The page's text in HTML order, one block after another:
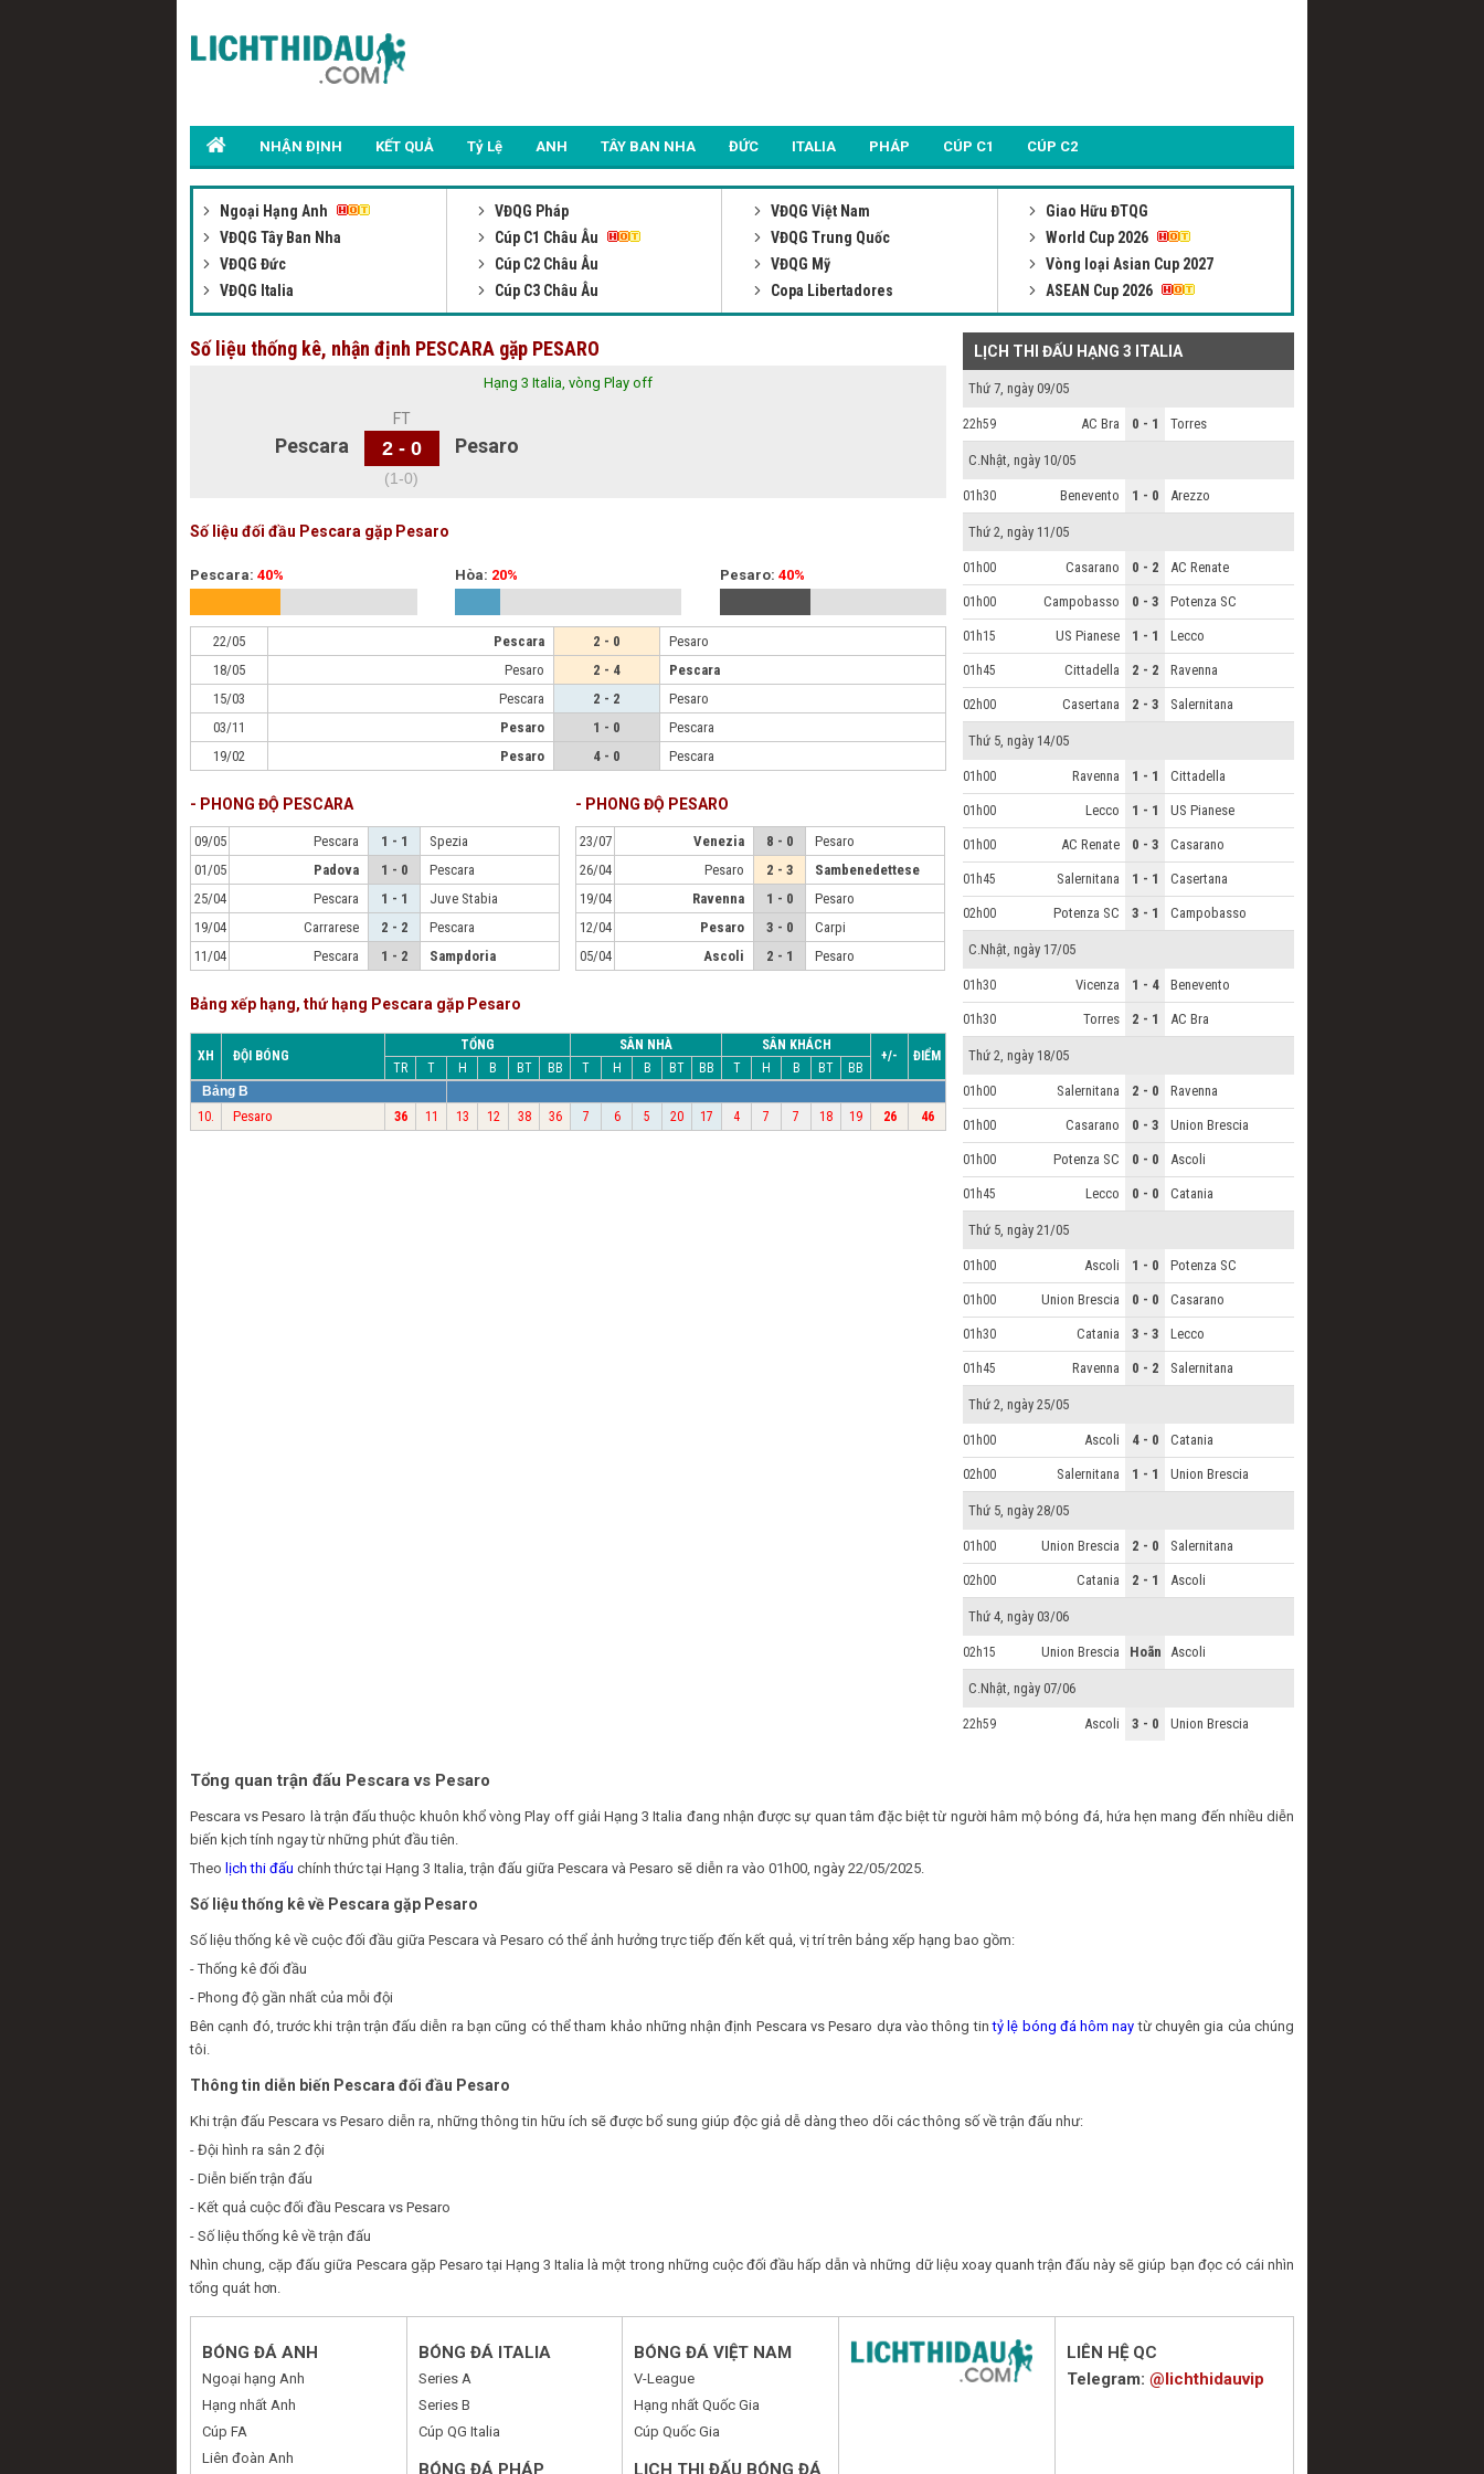
NHẬN ĐỊNH KẾT QUẢ Tỷ Lệ ANH TÂY BAN NHA ĐỨC ITALIA PHÁP CÚP C1 CÚP C2
Ngoại Hạng Anh
VĐQG Tây Ban Nha
VĐQG Đức
VĐQG Italia
VĐQG Pháp
Cúp C1 Châu Âu
Cúp C2 Châu Âu
Cúp C3 Châu Âu
VĐQG Việt Nam
VĐQG Trung Quốc
VĐQG Mỹ
Copa Libertadores
Giao Hữu ĐTQG
World Cup 2026
Vòng loại Asian Cup 2027
ASEAN Cup 2026
Số liệu thống kê, nhận định PESCARA gặp PESARO
Hạng 3 Italia, vòng Play off
Pescara
FT
2 - 0
(1-0)
Pesaro
Số liệu đối đầu Pescara gặp Pesaro
Pescara: 40% Hòa: 20% Pesaro: 40%
22/05 Pescara 2 - 0
Pesaro
18/05
Pesaro 2 - 4
Pescara
15/03
Pescara 2 - 2
Pesaro
03/11
Pesaro 1 - 0
Pescara
19/02
Pesaro 4 - 0 Pescara
- PHONG ĐỘ PESCARA
09/05 Pescara 1 - 1
Spezia
01/05
Padova 1 - 0
Pescara
25/04
Pescara 1 - 1
Juve Stabia
19/04
Carrarese 2 - 2
Pescara
11/04
Pescara 1 - 2 Sampdoria
- PHONG ĐỘ PESARO
23/07 Venezia 8 - 0
Pesaro
26/04
Pesaro 2 - 3
Sambenedettese
19/04
Ravenna 1 - 0
Pesaro
12/04
Pesaro 3 - 0
Carpi
05/04
Ascoli 2 - 1 Pesaro
Bảng xếp hạng, thứ hạng Pescara gặp Pesaro
XH ĐỘI BÓNG
TỔNG SÂN NHÀ SÂN KHÁCH
+/- ĐIỂM
TR T H B BT BB T H B BT BB T H B BT
BB
Bảng B
10.
Pesaro 36 11 13 12 38 36 7 6 5 20 17 4 7 7 18 19 26 46
LỊCH THI ĐẤU HẠNG 3 ITALIA
Thứ 7, ngày 09/05
22h59 AC Bra 0 - 1 Torres
C.Nhật, ngày 10/05
01h30 Benevento 1 - 0 Arezzo
Thứ 2, ngày 11/05
01h00 Casarano 0 - 2 AC Renate
01h00 Campobasso 0 - 3 Potenza SC
01h15 US Pianese 1 - 1 Lecco
01h45 Cittadella 2 - 2 Ravenna
02h00 Casertana 2 - 3 Salernitana
Thứ 5, ngày 14/05
01h00 Ravenna 1 - 1 Cittadella
01h00 Lecco 1 - 1 US Pianese
01h00 AC Renate 0 - 3 Casarano
01h45 Salernitana 1 - 1 Casertana
02h00 Potenza SC 3 - 1 Campobasso
C.Nhật, ngày 17/05
01h30 Vicenza 1 - 4 Benevento
01h30 Torres 2 - 1 AC Bra
Thứ 2, ngày 18/05
01h00 Salernitana 2 - 0 Ravenna
01h00 Casarano 0 - 3 Union Brescia
01h00 Potenza SC 0 - 0 Ascoli
01h45 Lecco 0 - 0 Catania
Thứ 5, ngày 21/05
01h00 Ascoli 1 - 0 Potenza SC
01h00 Union Brescia 0 - 0 Casarano
01h30 Catania 3 - 3 Lecco
01h45 Ravenna 0 - 2 Salernitana
Thứ 2, ngày 25/05
01h00 Ascoli 4 - 0 Catania
02h00 Salernitana 1 - 1 Union Brescia
Thứ 5, ngày 28/05
01h00 Union Brescia 2 - 0 Salernitana
02h00 Catania 2 - 1 Ascoli
Thứ 4, ngày 03/06
02h15 Union Brescia Hoãn Ascoli
C.Nhật, ngày 07/06
22h59 Ascoli 3 - 0 Union Brescia
Tổng quan trận đấu Pescara vs Pesaro
Pescara vs Pesaro là trận đấu thuộc khuôn khổ vòng Play off giải Hạng 3 Italia đang nhận được sự quan tâm đặc biệt từ người hâm mộ bóng đá, hứa hẹn mang đến nhiều diễn
biến kịch tính ngay từ những phút đầu tiên.
Theo lịch thi đấu chính thức tại Hạng 3 Italia, trận đấu giữa Pescara và Pesaro sẽ diễn ra vào 01h00, ngày 22/05/2025.
Số liệu thống kê về Pescara gặp Pesaro
Số liệu thống kê về cuộc đối đầu giữa Pescara và Pesaro có thể ảnh hưởng trực tiếp đến kết quả, vị trí trên bảng xếp hạng bao gồm:
- Thống kê đối đầu
- Phong độ gần nhất của mỗi đội
Bên cạnh đó, trước khi trận trận đấu diễn ra bạn cũng có thể tham khảo những nhận định Pescara vs Pesaro dựa vào thông tintỷ lệ bóng đá hôm nay từ chuyên gia của chúng
tôi.
Thông tin diễn biến Pescara đối đầu Pesaro
Khi trận đấu Pescara vs Pesaro diễn ra, những thông tin hữu ích sẽ được bổ sung giúp độc giả dễ dàng theo dõi các thông số về trận đấu như:
- Đội hình ra sân 2 đội
- Diễn biến trận đấu
- Kết quả cuộc đối đầu Pescara vs Pesaro
- Số liệu thống kê về trận đấu
Nhìn chung, cặp đấu giữa Pescara gặp Pesaro tại Hạng 3 Italia là một trong những cuộc đối đầu hấp dẫn và những dữ liệu xoay quanh trận đấu này sẽ giúp bạn đọc có cái nhìn
tổng quát hơn.
BÓNG ĐÁ ANH
Ngoại hạng Anh
Hạng nhất Anh
Cúp FA
Liên đoàn Anh
BÓNG ĐÁ ITALIA
Series A
Series B
Cúp QG Italia
BÓNG ĐÁ PHÁP
BÓNG ĐÁ VIỆT NAM
V-League
Hạng nhất Quốc Gia
Cúp Quốc Gia
LỊCH THI ĐẤU BÓNG ĐÁ
LIÊN HỆ QC
Telegram: @lichthidauvip